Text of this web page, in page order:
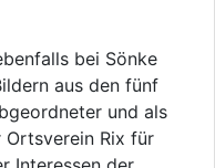
bei Sönke
aus den fünf
und als
Rix für